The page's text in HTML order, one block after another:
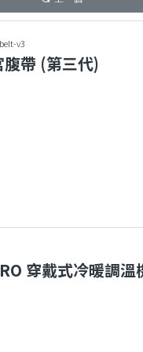
v3
帶 (第三代)
穿戴式冷暖調溫